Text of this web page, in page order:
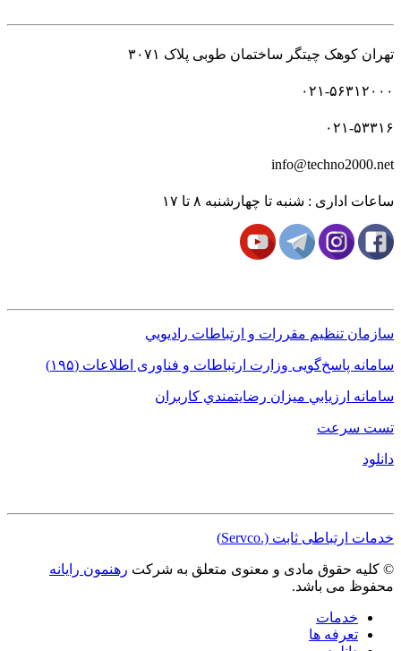
تهران کوهک چیتگر ساختمان طوبی پلاک ۳۰۷۱
۰۲۱-۵۶۳۱۲۰۰۰
۰۲۱-۵۳۳۱۶
info@techno2000.net
ساعات اداری : شنبه تا چهارشنبه ۸ تا ۱۷
سازمان تنظيم مقررات و ارتباطات راديويي
سامانه پاسخ‌گویی وزارت ارتباطات و فناوری اطلاعات (١٩۵)
سامانه ارزيابي ميزان رضايتمندي کاربران
تست سرعت
دانلود
خدمات ارتباطی ثابت (.Servco)
© کلیه حقوق مادی و معنوی متعلق به شرکت رهنمون رایانه
محفوظ می باشد.
خدمات
تعرفه ها